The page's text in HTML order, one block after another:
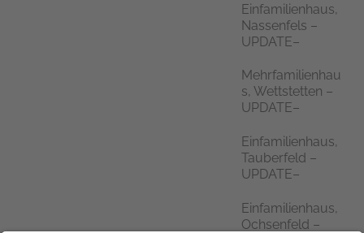
Einfamilienhaus,
Nassenfels –
UPDATE–
Mehrfamilienhau
s, Wettstetten –
UPDATE–
Einfamilienhaus,
Tauberfeld –
UPDATE–
Einfamilienhaus,
Ochsenfeld –